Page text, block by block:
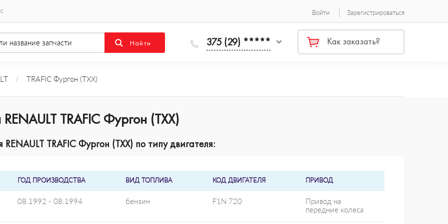
Войти Зарегистрироваться
375 (29) ***** Как заказать?
/ TRAFIC Фургон (TXX)
TRAFIC Фургон (TXX)
TRAFIC Фургон (TXX) по типу двигателя:
ГОД ПРОИЗВОДСТВА ВИД ТОПЛИВА КОД ДВИГАТЕЛЯ ПРИВОД
08.1992 - 08.1994 бензин F1N 720
Привод на
передние колеса